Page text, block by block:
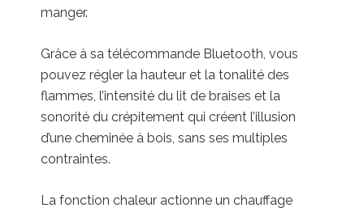
manger.
Grâce à sa télécommande Bluetooth, vous
pouvez régler la hauteur et la tonalité des
flammes, l’intensité du lit de braises et la
sonorité du crépitement qui créent l’illusion
d’une cheminée à bois, sans ses multiples
contraintes.
La fonction chaleur actionne un chauffage